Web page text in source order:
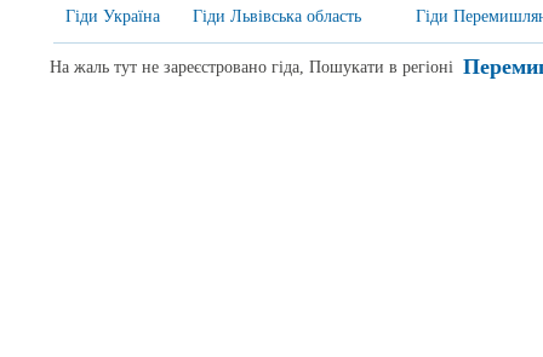
Гіди Україна Гіди Львівська область Гіди
На жаль тут не зареєстровано гіда, Пошукати в регіоні